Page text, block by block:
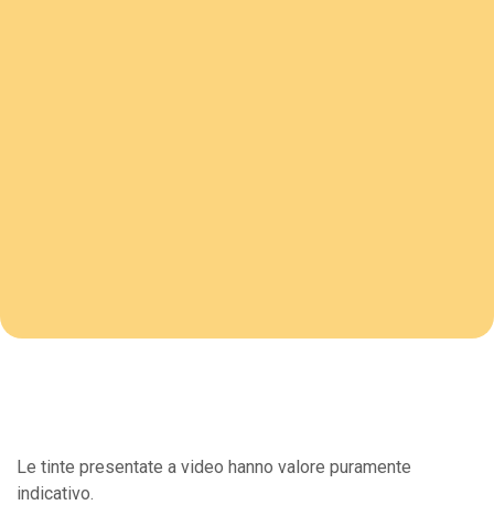
Le tinte presentate a video hanno valore puramente
indicativo.